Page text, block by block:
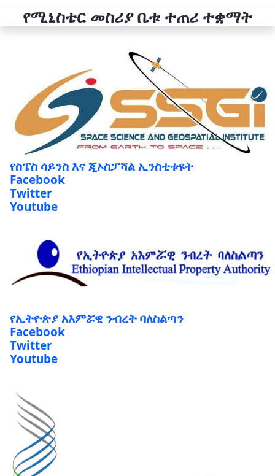
የሚኒስቴር መስሪያ ቤቱ ተጠሪ ተቋማት
የስፔስ ሳይንስ እና ጂኦስፓሻል ኢንስቲቱዩት
Facebook
Twitter
Youtube
የኢትዮጵያ አእምሯዊ ንብረት ባለስልጣን
Facebook
Twitter
Youtube